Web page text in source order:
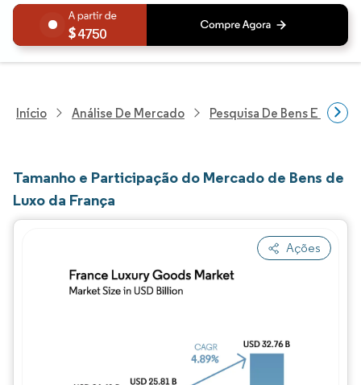
4750
Início Análise De Mercado Pesquisa De Bens E
Tamanho e Participação do Mercado de Bens de
Luxo da França
Ações